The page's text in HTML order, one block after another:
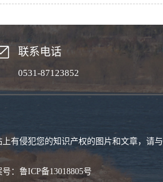
联系电话
0531-87123852
有侵犯您的知识产权的图片和文章，请与
： 鲁ICP备13018805号